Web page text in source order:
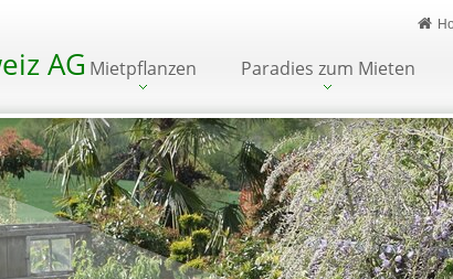
AG Mietpflanzen Paradies zum Mieten